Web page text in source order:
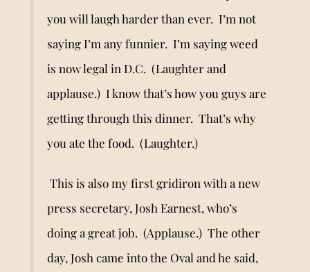
you will laugh harder than ever. I’m not
saying I’m any funnier. I’m saying weed
is now legal in D.C. (Laughter and
applause.) I know that’s how you guys are
getting through this dinner. That’s why
you ate the food. (Laughter.)
This is also my first gridiron with a new
press secretary, Josh Earnest, who’s
doing a great job. (Applause.) The other
day, Josh came into the Oval and he said,